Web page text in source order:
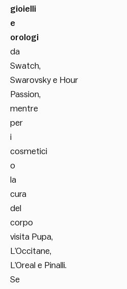
gioielli
e
orologi
da
Swatch,
Swarovsky e Hour
Passion,
mentre
per
i
cosmetici
o
la
cura
del
corpo
visita Pupa,
L’Occitane,
L’Oreal e Pinalli.
Se